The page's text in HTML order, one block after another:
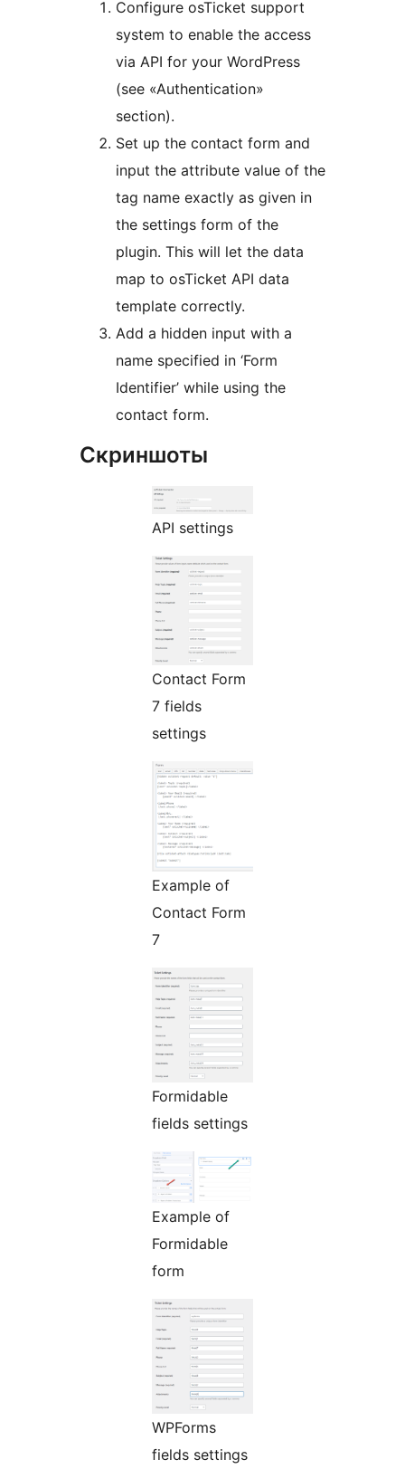
Configure osTicket support
system to enable the access
via API for your WordPress
(see «Authentication»
section).
Set up the contact form and
input the attribute value of the
tag name exactly as given in
the settings form of the
plugin. This will let the data
map to osTicket API data
template correctly.
Add a hidden input with a
name specified in ‘Form
Identifier’ while using the
contact form.
Скриншоты
API settings
Contact Form
7 fields
settings
Example of
Contact Form
7
Formidable
fields settings
Example of
Formidable
form
WPForms
fields settings